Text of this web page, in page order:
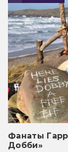
Фанаты
Добби»